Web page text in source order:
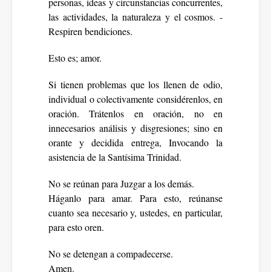
las actividades, la naturaleza y el cosmos. -
Respiren bendiciones.
Esto es; amor.
Si tienen problemas que los llenen de odio,
individual o colectivamente considérenlos, en
oración. Trátenlos en oración, no en
innecesarios análisis y disgresiones; sino en
orante y decidida entrega, Invocando la
asistencia de la Santísima Trinidad.
No se reúnan para Juzgar a los demás.
Háganlo para amar. Para esto, reúnanse
cuanto sea necesario y, ustedes, en particular,
para esto oren.
No se detengan a compadecerse.
Amen.